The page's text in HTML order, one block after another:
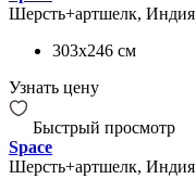
Шерсть+артшелк, Индия
303x246 см
Узнать цену
Быстрый просмотр
Space
Шерсть+артшелк, Индия